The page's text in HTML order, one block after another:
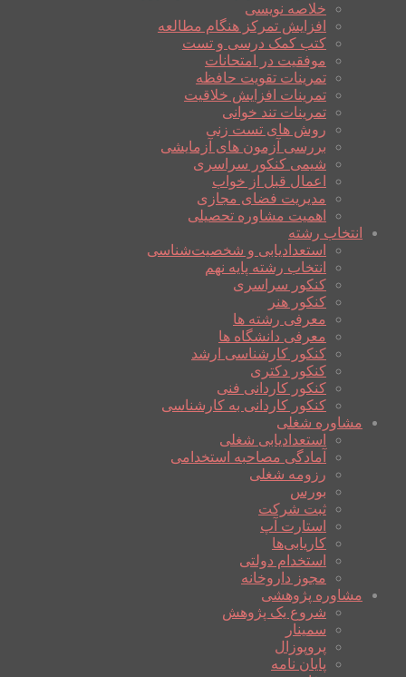
خلاصه نویسی
افزایش تمرکز هنگام مطالعه
کتب کمک درسی و تست
موفقیت در امتحانات
تمرینات تقویت حافظه
تمرینات افزایش خلاقیت
تمرینات تند خوانی
روش های تست زنی
بررسی آزمون های آزمایشی
شیمی کنکور سراسری
اعمال قبل از خواب
مدیریت فضای مجازی
اهمیت مشاوره تحصیلی
انتخاب رشته
استعدادیابی و شخصیت‌شناسی
انتخاب رشته پایه نهم
کنکور سراسری
کنکور هنر
معرفی رشته ها
معرفی دانشگاه ها
کنکور کارشناسی ارشد
کنکور دکتری
کنکور کاردانی فنی
کنکور کاردانی به کارشناسی
مشاوره شغلی
استعدادیابی شغلی
آمادگی مصاحبه استخدامی
رزومه شغلی
بورس
ثبت شرکت
استارت آپ
کاریابی‌ها
استخدام دولتی
مجوز داروخانه
مشاوره پژوهشی
شروع یک پژوهش
سمینار
پروپوزال
پایان نامه